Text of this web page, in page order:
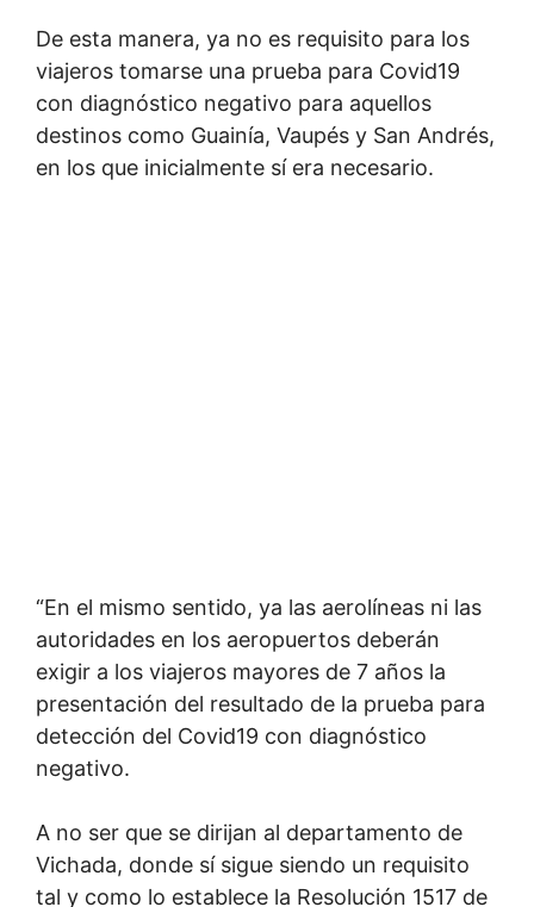
De esta manera, ya no es requisito para los
viajeros tomarse una prueba para Covid19
con diagnóstico negativo para aquellos
destinos como Guainía, Vaupés y San Andrés,
en los que inicialmente sí era necesario.
“En el mismo sentido, ya las aerolíneas ni las
autoridades en los aeropuertos deberán
exigir a los viajeros mayores de 7 años la
presentación del resultado de la prueba para
detección del Covid19 con diagnóstico
negativo.
A no ser que se dirijan al departamento de
Vichada, donde sí sigue siendo un requisito
tal y como lo establece la Resolución 1517 de